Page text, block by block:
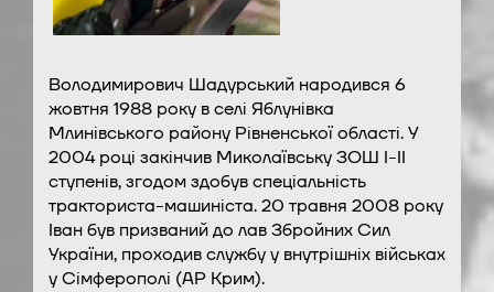
Володимирович Шадурський народився 6
жовтня 1988 року в селі Яблунівка
Млинівського району Рівненської області. У
2004 році закінчив Миколаївську ЗОШ І-ІІ
ступенів, згодом здобув спеціальність
тракториста-машиніста. 20 травня 2008 року
Іван був призваний до лав Збройних Сил
України, проходив службу у внутрішніх військах
у Сімферополі (АР Крим).